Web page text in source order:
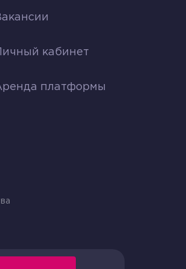
кабинет
платформы